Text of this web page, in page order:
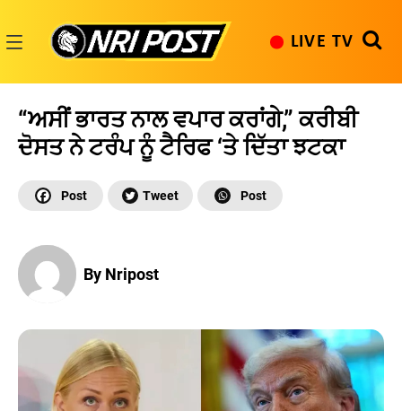
content
LIVE TV
“ਅਸੀਂ ਭਾਰਤ ਨਾਲ ਵਪਾਰ ਕਰਾਂਗੇ,” ਕਰੀਬੀ
ਦੋਸਤ ਨੇ ਟਰੰਪ ਨੂੰ ਟੈਰਿਫ ‘ਤੇ ਦਿੱਤਾ ਝਟਕਾ
By Nripost